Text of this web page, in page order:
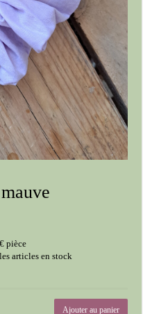
pièce
articles en stock
Ajouter au panier